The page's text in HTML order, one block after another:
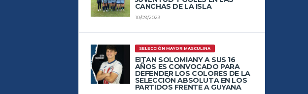
CANCHAS DE LA ISLA
10/09/2023
SELECCIÓN MAYOR MASCULINA
EITAN SOLOMIANY A SUS 16
AÑOS ES CONVOCADO PARA
DEFENDER LOS COLORES DE LA
SELECCIÓN ABSOLUTA EN LOS
PARTIDOS FRENTE A GUYANA